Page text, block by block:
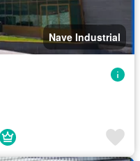
Nave Industrial